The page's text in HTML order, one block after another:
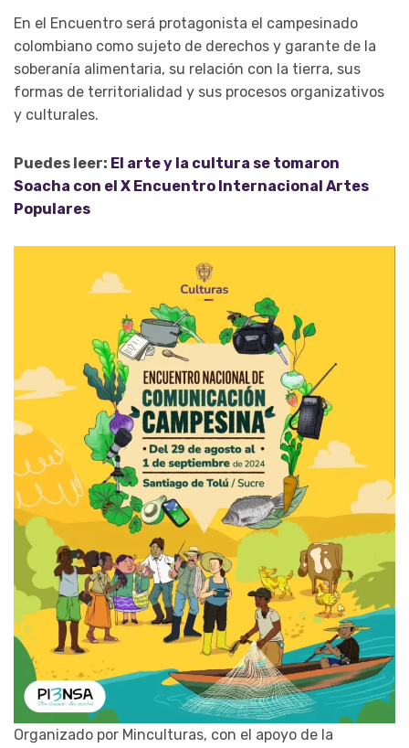
En el Encuentro será protagonista el campesinado
colombiano como sujeto de derechos y garante de la
soberanía alimentaria, su relación con la tierra, sus
formas de territorialidad y sus procesos organizativos
y culturales.
Puedes leer: El arte y la cultura se tomaron
Soacha con el X Encuentro Internacional Artes
Populares
Organizado por Minculturas, con el apoyo de la